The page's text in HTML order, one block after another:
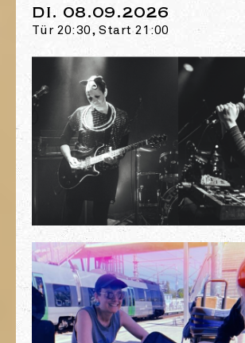
DI. 08.09.2026
Tür 20:30, Start 21:00